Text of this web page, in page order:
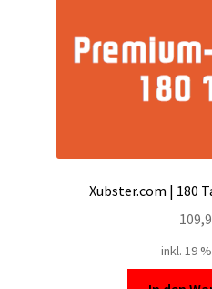
Xubster.com | 180
inkl. 19